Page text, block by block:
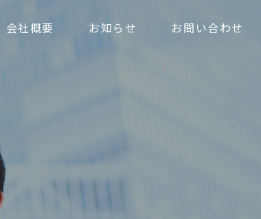
会社概要 お知らせ お問い合わせ